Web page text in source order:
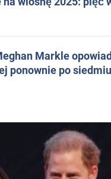
Markle
ponownie po